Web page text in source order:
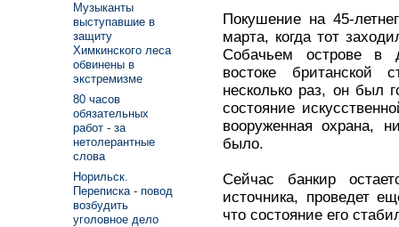
Покушение на 45-
марта, когда тот
Собачьем острове в
востоке британской
несколько раз, он был
состояние
вооруженная охрана,
было.
Сейчас банкир
источника, проведет
что состояние его
Музыканты
выступавшие в
защиту
Химкинского леса
обвинены в
экстремизме
80 часов
обязательных
работ - за
нетолерантные
слова
Норильск.
Переписка - повод
возбудить
уголовное дело